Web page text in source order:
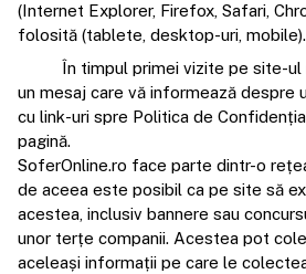
(Internet Explorer, Firefox, Safari,
folosită (tablete, desktop-uri, mobile).
În timpul primei vizite pe site-
un mesaj care vă informează despre
cu link-uri spre Politica de
pagină.
SoferOnline.ro face parte dintr-o
de aceea este posibil ca pe site să
acestea, inclusiv bannere sau
unor terțe companii. Acestea pot
aceleași informații pe care le